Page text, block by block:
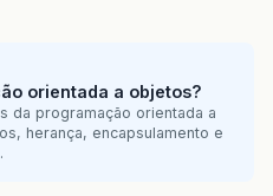
orientada a objetos?
da programação orientada a
herança, encapsulamento e